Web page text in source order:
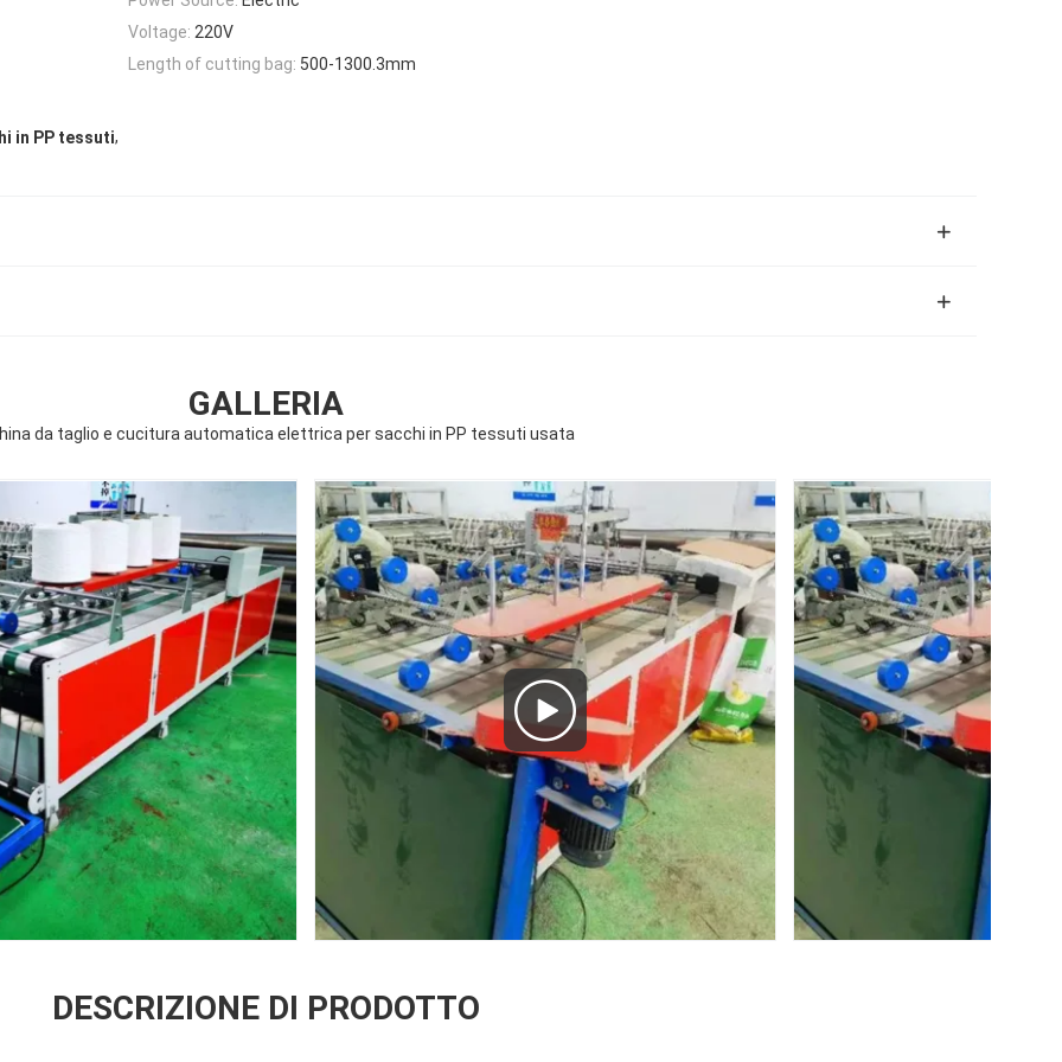
Voltage: 220V
Length of cutting bag: 500-1300.3mm
in PP tessuti,
GALLERIA
da taglio e cucitura automatica elettrica per sacchi in PP tessuti usata
DESCRIZIONE DI PRODOTTO